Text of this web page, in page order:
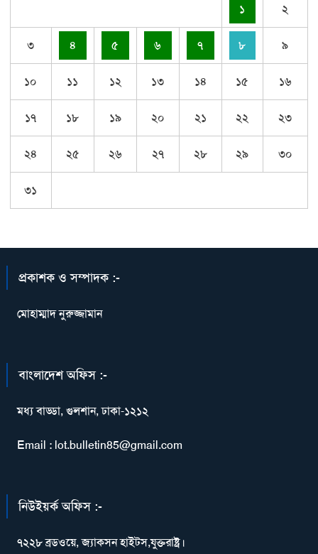
১ ২
৩ ৪ ৫ ৬ ৭ ৮ ৯
১০ ১১ ১২ ১৩ ১৪ ১৫ ১৬
১৭ ১৮ ১৯ ২০ ২১ ২২ ২৩
২৪ ২৫ ২৬ ২৭ ২৮ ২৯ ৩০
৩১
প্রকাশক ও সম্পাদক :-
মোহাম্মাদ নুরুজ্জামান
বাংলাদেশ অফিস :-
মধ্য বাড্ডা, গুলশান, ঢাকা-১২১২
Email : lot.bulletin85@gmail.com
নিউইয়র্ক অফিস :-
৭২২৮ ব্রডওয়ে, জ্যাকসন হাইটস,যুক্তরাষ্ট্র।